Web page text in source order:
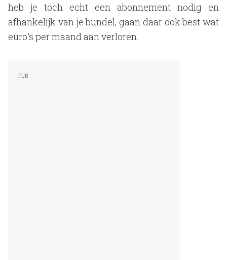
heb je toch echt een abonnement nodig en
afhankelijk van je bundel, gaan daar ook best wat
euro's per maand aan verloren.